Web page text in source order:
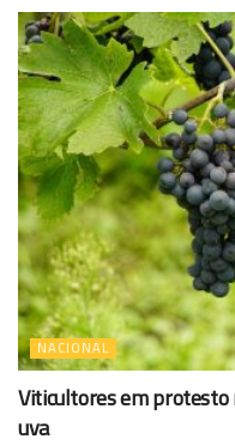
NACIONAL
Viticultores em protesto
uva